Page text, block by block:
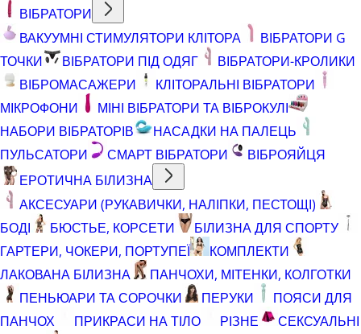
ВІБРАТОРИ
ВАКУУМНІ СТИМУЛЯТОРИ КЛІТОРА
ВІБРАТОРИ G
ТОЧКИ
ВІБРАТОРИ ПІД ОДЯГ
ВІБРАТОРИ-КРОЛИКИ
ВІБРОМАСАЖЕРИ
КЛІТОРАЛЬНІ ВІБРАТОРИ
МІКРОФОНИ
МІНІ ВІБРАТОРИ ТА ВІБРОКУЛІ
НАБОРИ ВІБРАТОРІВ
НАСАДКИ НА ПАЛЕЦЬ
ПУЛЬСАТОРИ
СМАРТ ВІБРАТОРИ
ВІБРОЯЙЦЯ
ЕРОТИЧНА БІЛИЗНА
АКСЕСУАРИ (РУКАВИЧКИ, НАЛІПКИ, ПЕСТОЩІ)
БОДІ
БЮСТЬЕ, КОРСЕТИ
БІЛИЗНА ДЛЯ СПОРТУ
ГАРТЕРИ, ЧОКЕРИ, ПОРТУПЕЇ
КОМПЛЕКТИ
ЛАКОВАНА БІЛИЗНА
ПАНЧОХИ, МІТЕНКИ, КОЛГОТКИ
ПЕНЬЮАРИ ТА СОРОЧКИ
ПЕРУКИ
ПОЯСИ ДЛЯ
ПАНЧОХ
ПРИКРАСИ НА ТІЛО РІЗНЕ
СЕКСУАЛЬНІ